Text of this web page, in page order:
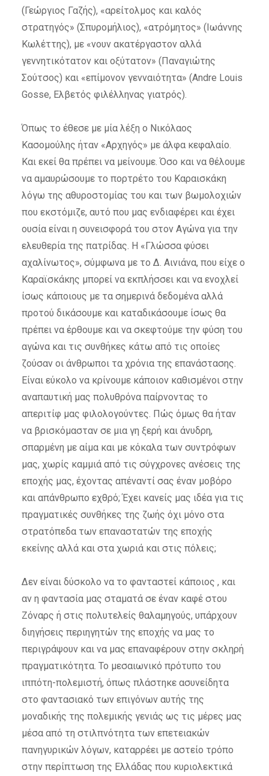
(Γεώργιος Γαζής), «αρείτολμος και καλός
στρατηγός» (Σπυρομήλιος), «ατρόμητος» (Ιωάννης
Κωλέττης), με «νουν ακατέργαστον αλλά
γεννητικότατον και οξύτατον» (Παναγιώτης
Σούτσος) και «επίμονον γενναιότητα» (Andre Louis
Gosse, Ελβετός φιλέλληνας γιατρός).
Όπως το έθεσε με μία λέξη ο Νικόλαος
Κασομούλης ήταν «Αρχηγός» με άλφα κεφαλαίο.
Και εκεί θα πρέπει να μείνουμε. Όσο και να θέλουμε
να αμαυρώσουμε το πορτρέτο του Καραισκάκη
λόγω της αθυροστομίας του και των βωμολοχιών
που εκστόμιζε, αυτό που μας ενδιαφέρει και έχει
ουσία είναι η συνεισφορά του στον Αγώνα για την
ελευθερία της πατρίδας. Η «Γλώσσα φύσει
αχαλίνωτος», σύμφωνα με το Δ. Αινιάνα, που είχε ο
Καραϊσκάκης μπορεί να εκπλήσσει και να ενοχλεί
ίσως κάποιους με τα σημερινά δεδομένα αλλά
προτού δικάσουμε και καταδικάσουμε ίσως θα
πρέπει να έρθουμε και να σκεφτούμε την φύση του
αγώνα και τις συνθήκες κάτω από τις οποίες
ζούσαν οι άνθρωποι τα χρόνια της επανάστασης.
Είναι εύκολο να κρίνουμε κάποιον καθισμένοι στην
αναπαυτική μας πολυθρόνα παίρνοντας το
απεριτίφ μας φιλολογούντες. Πώς όμως θα ήταν
να βρισκόμασταν σε μια γη ξερή και άνυδρη,
σπαρμένη με αίμα και με κόκαλα των συντρόφων
μας, χωρίς καμμιά από τις σύγχρονες ανέσεις της
εποχής μας, έχοντας απέναντί σας έναν μοβόρο
και απάνθρωπο εχθρό; Έχει κανείς μας ιδέα για τις
πραγματικές συνθήκες της ζωής όχι μόνο στα
στρατόπεδα των επαναστατών της εποχής
εκείνης αλλά και στα χωριά και στις πόλεις;
Δεν είναι δύσκολο να το φανταστεί κάποιος , και
αν η φαντασία μας σταματά σε έναν καφέ στου
Ζόναρς ή στις πολυτελείς θαλαμηγούς, υπάρχουν
διηγήσεις περιηγητών της εποχής να μας το
περιγράψουν και να μας επαναφέρουν στην σκληρή
πραγματικότητα. Το μεσαιωνικό πρότυπο του
ιππότη-πολεμιστή, όπως πλάστηκε ασυνείδητα
στο φαντασιακό των επιγόνων αυτής της
μοναδικής της πολεμικής γενιάς ως τις μέρες μας
μέσα από τη στιλπνότητα των επετειακών
πανηγυρικών λόγων, καταρρέει με αστείο τρόπο
στην περίπτωση της Ελλάδας που κυριολεκτικά